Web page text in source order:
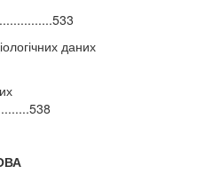
даних